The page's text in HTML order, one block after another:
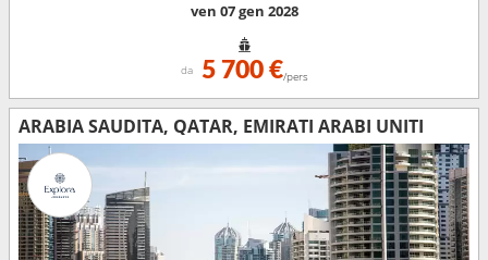
ven 07 gen 2028
da 5 700 €/pers
ARABIA SAUDITA, QATAR, EMIRATI ARABI UNITI